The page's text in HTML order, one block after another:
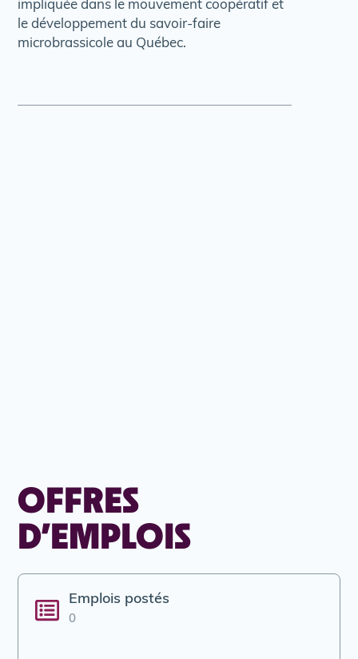
impliquée dans le mouvement coopératif et
le développement du savoir-faire
microbrassicole au Québec.
OFFRES
D’EMPLOIS
Emplois postés
0